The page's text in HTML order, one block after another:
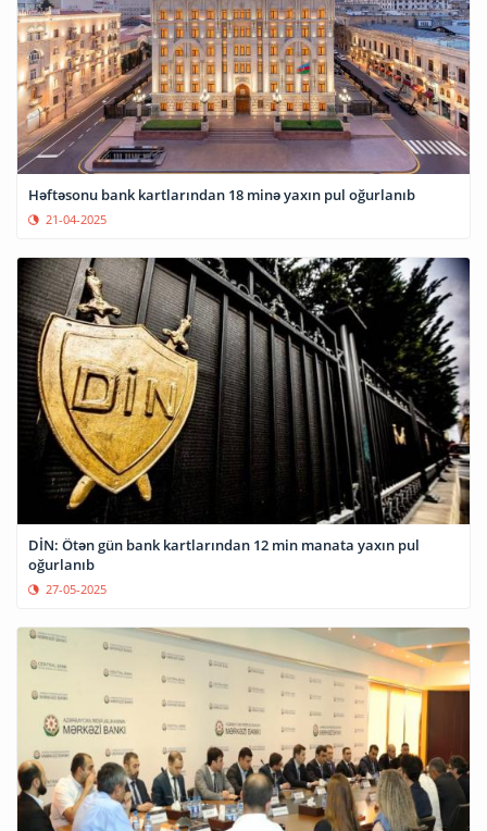
Həftəsonu bank kartlarından 18 minə yaxın pul oğurlanıb
21-04-2025
DİN: Ötən gün bank kartlarından 12 min manata yaxın pul
oğurlanıb
27-05-2025